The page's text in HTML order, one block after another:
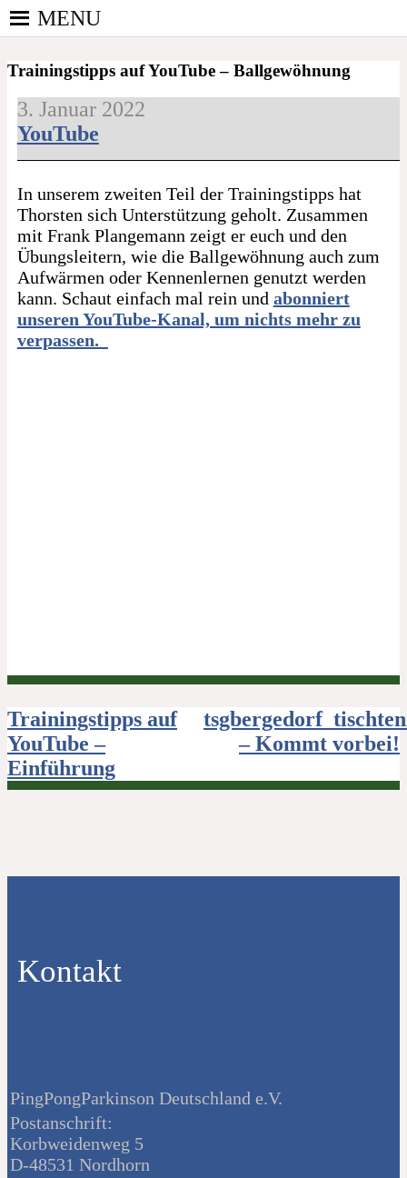
Skip
to
PINGPONGPARKINSON
DEUTSCHLAND E. V.
kooperierenden Vereinen und Einzelpersonen, der
sich – mit dem Mittel Tischtennis – überwiegend
ehrenamtlich um Personen mit Parkinson und
deren Angehörige kümmert.
MENU
Trainingstipps auf YouTube – Ballgewöhnung
3. Januar 2022
YouTube
In unserem zweiten Teil der Trainingstipps hat
Thorsten sich Unterstützung geholt. Zusammen
mit Frank Plangemann zeigt er euch und den
Übungsleitern, wie die Ballgewöhnung auch zum
Aufwärmen oder Kennenlernen genutzt werden
kann. Schaut einfach mal rein und abonniert
unseren YouTube-Kanal, um nichts mehr zu
verpassen.
Beitragsnavigation
Trainingstipps auf
YouTube –
Einführung
– Kommt vorbei!
Kontakt
PingPongParkinson Deutschland e.V.
Postanschrift:
Korbweidenweg 5
D-48531 Nordhorn